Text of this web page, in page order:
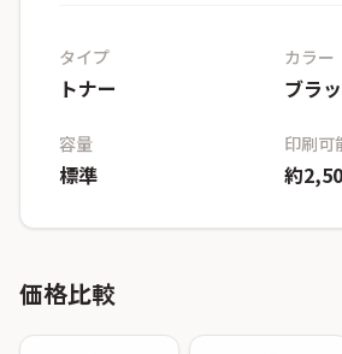
タイプ
トナー
カラー
ブラ
容量
標準
印刷可
約
価格比較